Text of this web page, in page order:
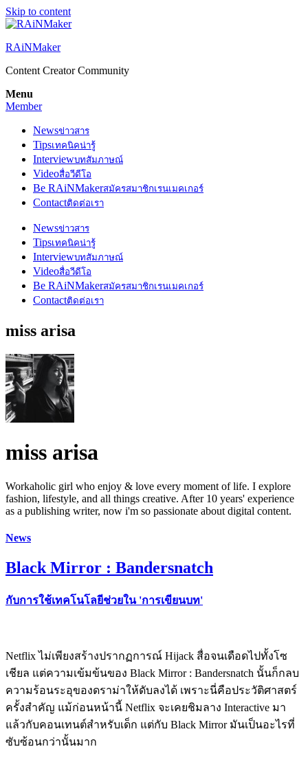
Skip to content
RAiNMaker
Content Creator Community
Menu
Member
Newsข่าวสาร
Tipsเทคนิคน่ารู้
Interviewบทสัมภาษณ์
Videoสื่อวีดีโอ
Be RAiNMakerสมัครสมาชิกเรนเมคเกอร์
Contactติดต่อเรา
Newsข่าวสาร
Tipsเทคนิคน่ารู้
Interviewบทสัมภาษณ์
Videoสื่อวีดีโอ
Be RAiNMakerสมัครสมาชิกเรนเมคเกอร์
Contactติดต่อเรา
miss arisa
miss arisa
Workaholic girl who enjoy & love every moment of life. I explore
fashion, lifestyle, and all things creative. After 10 years' experience
as a publishing writer, now i'm so passionate about digital content.
News
Black Mirror : Bandersnatch
กับการใช้เทคโนโลยีช่วยใน 'การเขียนบท'
Netflix ไม่เพียงสร้างปรากฏการณ์ Hijack สื่อจนเดือดไปทั้งโซ
เชียล แต่ความเข้มข้นของ Black Mirror : Bandersnatch นั้นก็กลบ
ความร้อนระอุของดราม่าให้ดับลงได้ เพราะนี่คือประวัติศาสตร์
ครั้งสำคัญ แม้ก่อนหน้านี้ Netflix จะเคยชิมลาง Interactive มา
แล้วกับคอนเทนต์สำหรับเด็ก แต่กับ Black Mirror มันเป็นอะไรที่
ซับซ้อนกว่านั้นมาก